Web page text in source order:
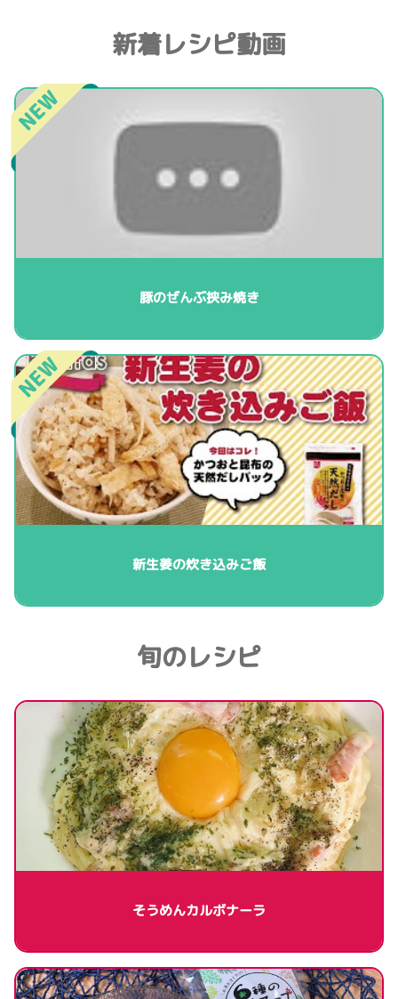
新着レシピ動画
豚のぜんぶ挟み焼き
新生姜の炊き込みご飯
旬のレシピ
そうめんカルボナーラ